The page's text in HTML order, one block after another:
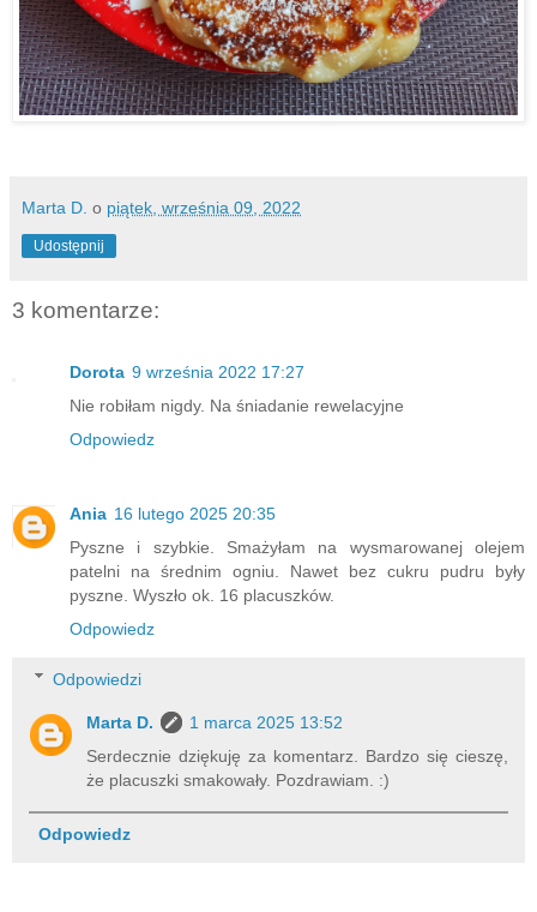
Marta D. o piątek, września 09, 2022
Udostępnij
3 komentarze:
Dorota 9 września 2022 17:27
Nie robiłam nigdy. Na śniadanie rewelacyjne
Odpowiedz
Ania 16 lutego 2025 20:35
Pyszne i szybkie. Smażyłam na wysmarowanej olejem
patelni na średnim ogniu. Nawet bez cukru pudru były
pyszne. Wyszło ok. 16 placuszków.
Odpowiedz
Odpowiedzi
Marta D.
1 marca 2025 13:52
Serdecznie dziękuję za komentarz. Bardzo się cieszę,
że placuszki smakowały. Pozdrawiam. :)
Odpowiedz